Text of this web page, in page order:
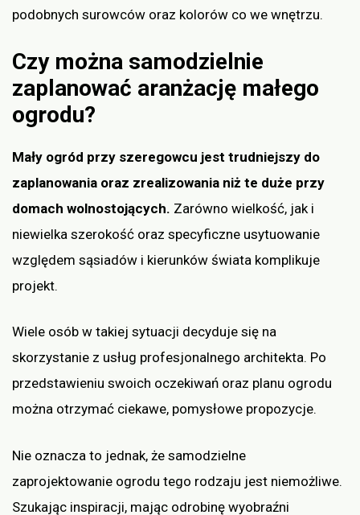
podobnych surowców oraz kolorów co we wnętrzu.
Czy można samodzielnie
zaplanować aranżację małego
ogrodu?
Mały ogród przy szeregowcu jest trudniejszy do
zaplanowania oraz zrealizowania niż te duże przy
domach wolnostojących. Zarówno wielkość, jak i
niewielka szerokość oraz specyficzne usytuowanie
względem sąsiadów i kierunków świata komplikuje
projekt.
Wiele osób w takiej sytuacji decyduje się na
skorzystanie z usług profesjonalnego architekta. Po
przedstawieniu swoich oczekiwań oraz planu ogrodu
można otrzymać ciekawe, pomysłowe propozycje.
Nie oznacza to jednak, że samodzielne
zaprojektowanie ogrodu tego rodzaju jest niemożliwe.
Szukając inspiracji, mając odrobinę wyobraźni